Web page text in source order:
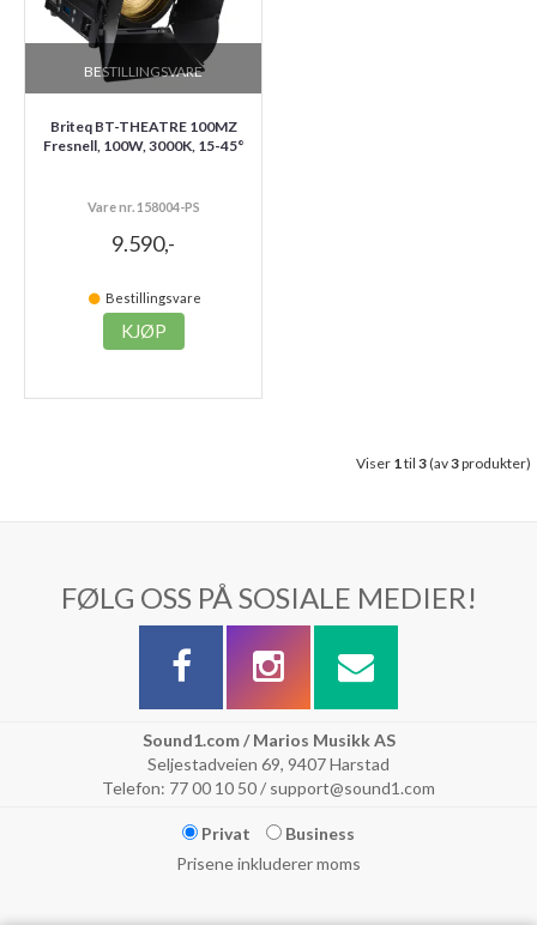
BESTILLINGSVARE
Briteq BT-THEATRE 100MZ
Fresnell, 100W, 3000K, 15-45°
Vare nr. 158004-PS
9.590,-
Bestillingsvare
KJØP
Viser 1til 3(av3produkter)
FØLG OSS PÅ SOSIALE MEDIER!
Sound1.com / Marios Musikk AS
Seljestadveien 69, 9407 Harstad
Telefon: 77 00 10 50 / support@sound1.com
Privat
Business
Prisene inkluderer moms